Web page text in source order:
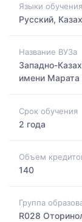
Языки обучения
Русский,
Название ВУЗа
Западно-
имени Марата
Срок обучения
2 года
Объем
140
Группа
R028